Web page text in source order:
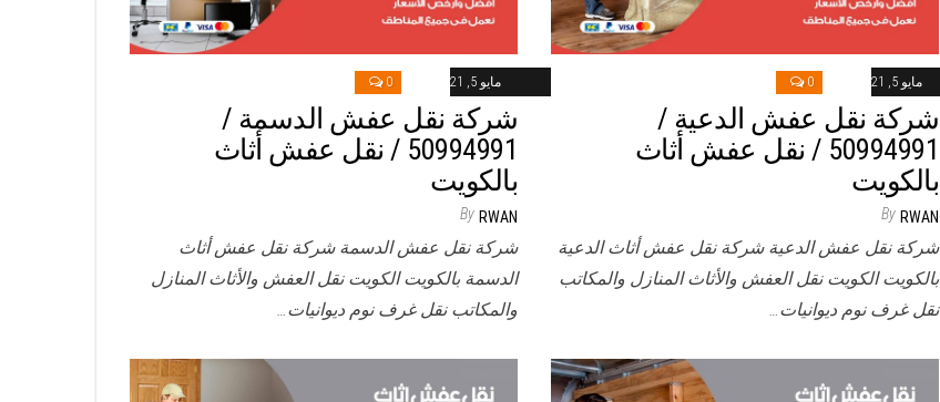
مايو 5, 2021 0
شركة نقل عفش الدسمة /
50994991 / نقل عفش أثاث
بالكويت
By RWAN
شركة نقل عفش الدسمة شركة نقل عفش أثاث
الدسمة بالكويت الكويت نقل العفش والأثاث المنازل
والمكاتب نقل غرف نوم ديوانيات…
مايو 5, 2021 0
شركة نقل عفش الدعية /
50994991 / نقل عفش أثاث
بالكويت
By RWAN
شركة نقل عفش الدعية شركة نقل عفش أثاث الدعية
بالكويت الكويت نقل العفش والأثاث المنازل والمكاتب
نقل غرف نوم ديوانيات…